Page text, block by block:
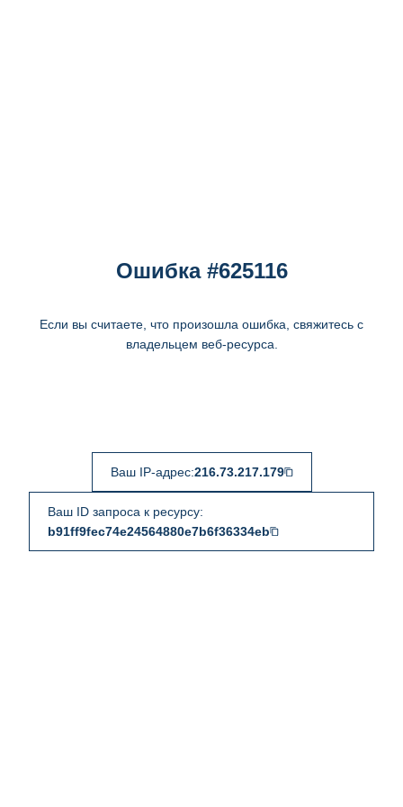
Ошибка #625116
Если вы считаете, что произошла ошибка, свяжитесь с
владельцем веб-ресурса.
Ваш IP-адрес:216.73.217.179
Ваш ID запроса к ресурсу:
b91ff9fec74e24564880e7b6f36334eb